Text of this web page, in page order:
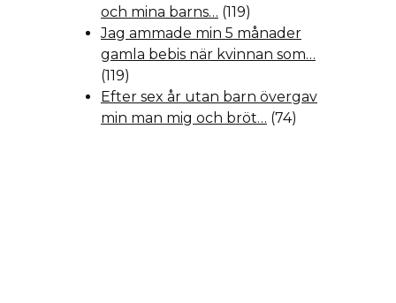
och mina barns… (119)
Jag ammade min 5 månader
gamla bebis när kvinnan som…
(119)
Efter sex år utan barn övergav
min man mig och bröt… (74)